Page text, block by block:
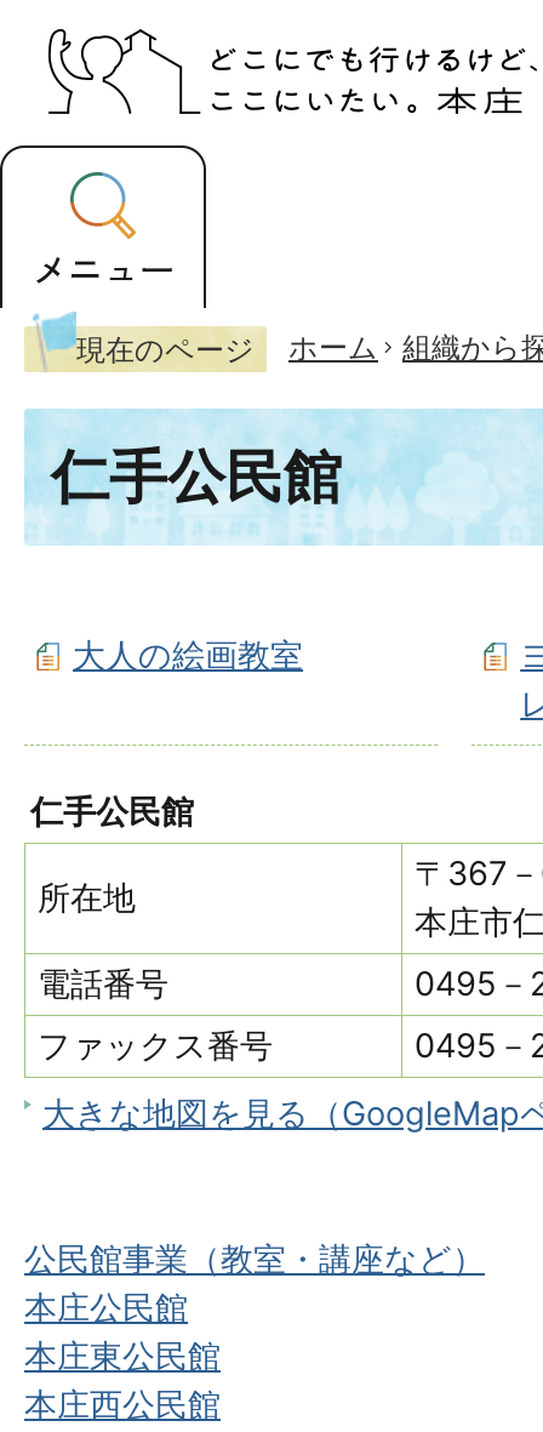
現在のページ ホーム 組織から
仁手公民館
大人の絵画教室
仁手公民館
所在地
〒367
本庄市
電話番号
0495－
ファックス番号
0495－
大きな地図を見る（GoogleMap
公民館事業（教室・講座など）
本庄公民館
本庄東公民館
本庄西公民館